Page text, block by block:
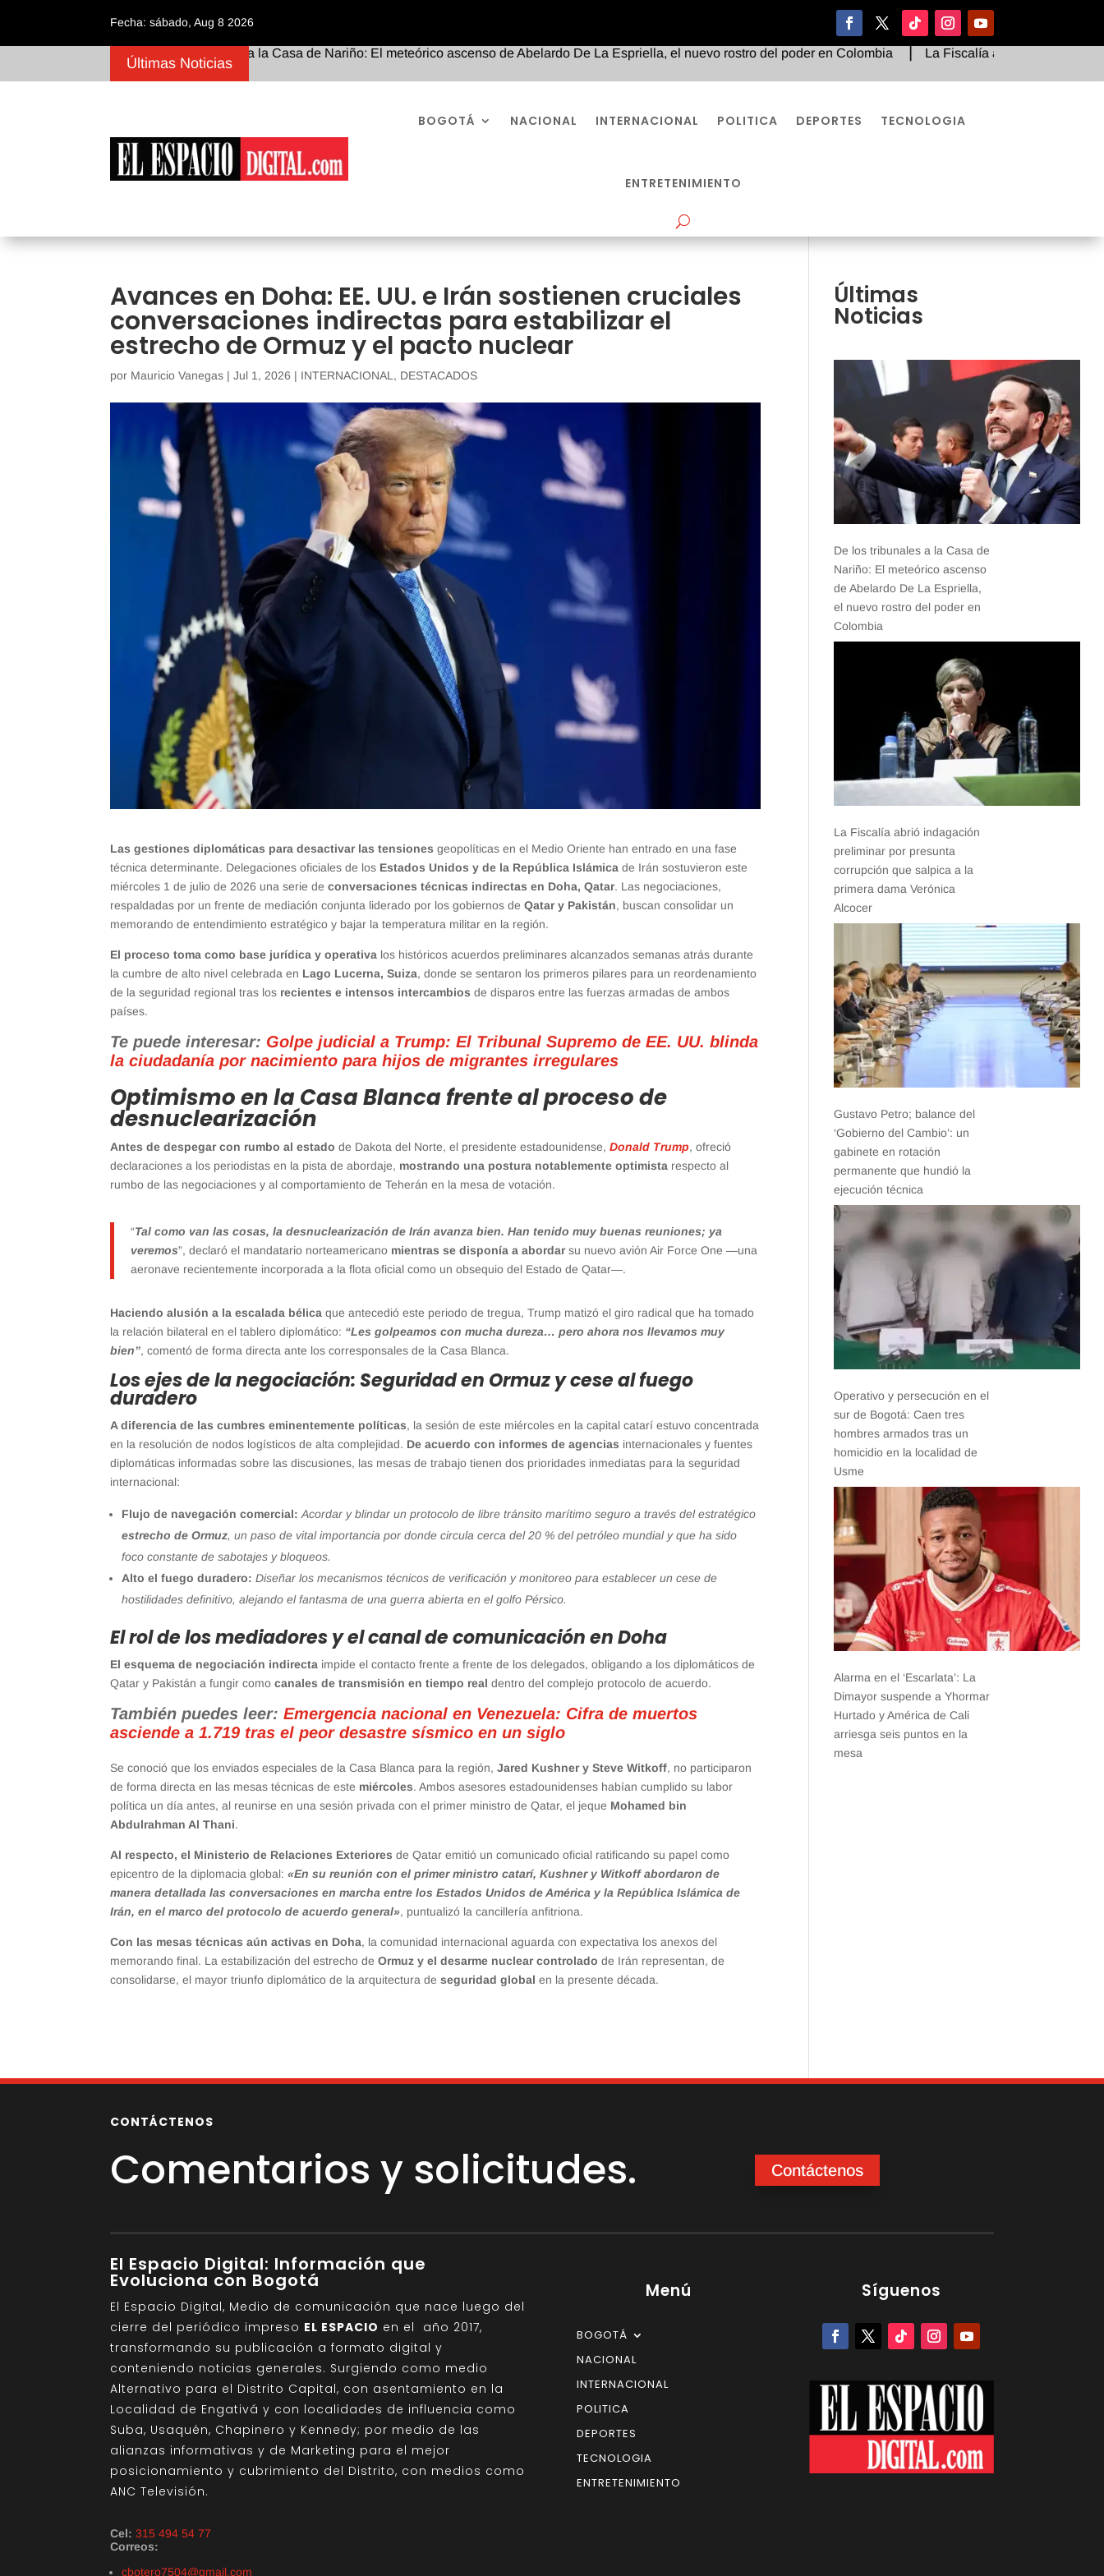
Fecha: sábado, Aug 8 2026
Últimas Noticias
De los tribunales a la Casa de Nariño: El meteórico ascenso de Abelardo De La Espriella, el nuevo rostro del poder en Colombia La Fiscalía abrió indagación
BOGOTÁ NACIONAL INTERNACIONAL POLITICA DEPORTES TECNOLOGIA
ENTRETENIMIENTO
Avances en Doha: EE. UU. e Irán sostienen cruciales
conversaciones indirectas para estabilizar el
estrecho de Ormuz y el pacto nuclear
por Mauricio Vanegas |Jul 1, 2026 | INTERNACIONAL , DESTACADOS
Las gestiones diplomáticas para desactivar las tensiones geopolíticas en el Medio Oriente han entrado en una fase
técnica determinante. Delegaciones oficiales de los Estados Unidos y de la República Islámicade Irán sostuvieron este
miércoles 1 de julio de 2026 una serie deconversaciones técnicas indirectas en Doha, Qatar. Las negociaciones,
respaldadas por un frente de mediación conjunta liderado por los gobiernos deQatar y Pakistán, buscan consolidar un
memorando de entendimiento estratégico y bajar la temperatura militar en la región.
El proceso toma como base jurídica y operativa los históricos acuerdos preliminares alcanzados semanas atrás durante
la cumbre de alto nivel celebrada en Lago Lucerna, Suiza, donde se sentaron los primeros pilares para un reordenamiento
de la seguridad regional tras los recientes e intensos intercambiosde disparos entre las fuerzas armadas de ambos
países.
Te puede interesar: Golpe judicial a Trump: El Tribunal Supremo de EE. UU. blinda
la ciudadanía por nacimiento para hijos de migrantes irregulares
Optimismo en la Casa Blanca frente al proceso de
desnuclearización
Antes de despegar con rumbo al estado de Dakota del Norte, el presidente estadounidense,Donald Trump, ofreció
declaraciones a los periodistas en la pista de abordaje, mostrando una postura notablemente optimista respecto al
rumbo de las negociaciones y al comportamiento de Teherán en la mesa de votación.
“Tal como van las cosas, la desnuclearización de Irán avanza bien. Han tenido muy buenas reuniones; ya
veremos”, declaró el mandatario norteamericano mientras se disponía a abordarsu nuevo avión Air Force One —una
aeronave recientemente incorporada a la flota oficial como un obsequio del Estado de Qatar—.
Haciendo alusión a la escalada bélica que antecedió este periodo de tregua, Trump matizó el giro radical que ha tomado
la relación bilateral en el tablero diplomático: “Les golpeamos con mucha dureza… pero ahora nos llevamos muy
bien”, comentó de forma directa ante los corresponsales de la Casa Blanca.
Los ejes de la negociación: Seguridad en Ormuz y cese al fuego
duradero
A diferencia de las cumbres eminentemente políticas, la sesión de este miércoles en la capital catarí estuvo concentrada
en la resolución de nodos logísticos de alta complejidad. De acuerdo con informes de agencias internacionales y fuentes
diplomáticas informadas sobre las discusiones, las mesas de trabajo tienen dos prioridades inmediatas para la seguridad
internacional:
Flujo de navegación comercial: Acordar y blindar un protocolo de libre tránsito marítimo seguro a través del estratégico
estrecho de Ormuz, un paso de vital importancia por donde circula cerca del 20 % del petróleo mundial y que ha sido
foco constante de sabotajes y bloqueos.
Alto el fuego duradero: Diseñar los mecanismos técnicos de verificación y monitoreo para establecer un cese de
hostilidades definitivo, alejando el fantasma de una guerra abierta en el golfo Pérsico.
El rol de los mediadores y el canal de comunicación en Doha
El esquema de negociación indirecta impide el contacto frente a frente de los delegados, obligando a los diplomáticos de
Qatar y Pakistán a fungir comocanales de transmisión en tiempo real dentro del complejo protocolo de acuerdo.
También puedes leer:Emergencia nacional en Venezuela: Cifra de muertos
asciende a 1.719 tras el peor desastre sísmico en un siglo
Se conoció que los enviados especiales de la Casa Blanca para la región,Jared Kushner y Steve Witkoff, no participaron
de forma directa en las mesas técnicas de este miércoles. Ambos asesores estadounidenses habían cumplido su labor
política un día antes, al reunirse en una sesión privada con el primer ministro de Qatar, el jeque Mohamed bin
Abdulrahman Al Thani.
Al respecto, el Ministerio de Relaciones Exteriores de Qatar emitió un comunicado oficial ratificando su papel como
epicentro de la diplomacia global:«En su reunión con el primer ministro catarí, Kushner y Witkoff abordaron de
manera detallada las conversaciones en marcha entre los Estados Unidos de América y la República Islámica de
Irán, en el marco del protocolo de acuerdo general», puntualizó la cancillería anfitriona.
Con las mesas técnicas aún activas en Doha, la comunidad internacional aguarda con expectativa los anexos del
memorando final. La estabilización del estrecho deOrmuz y el desarme nuclear controlado de Irán representan, de
consolidarse, el mayor triunfo diplomático de la arquitectura deseguridad global en la presente década.
Últimas
Noticias
De los tribunales a la Casa de
Nariño: El meteórico ascenso
de Abelardo De La Espriella,
el nuevo rostro del poder en
Colombia
La Fiscalía abrió indagación
preliminar por presunta
corrupción que salpica a la
primera dama Verónica
Alcocer
Gustavo Petro; balance del
‘Gobierno del Cambio’: un
gabinete en rotación
permanente que hundió la
ejecución técnica
Operativo y persecución en el
sur de Bogotá: Caen tres
hombres armados tras un
homicidio en la localidad de
Usme
Alarma en el ‘Escarlata’: La
Dimayor suspende a Yhormar
Hurtado y América de Cali
arriesga seis puntos en la
mesa
CONTÁCTENOS
Comentarios y solicitudes. Contáctenos
El Espacio Digital: Información que
Evoluciona con Bogotá
El Espacio Digital, Medio de comunicación que nace luego del
cierre del periódico impreso EL ESPACIO en el año 2017,
transformando su publicación a formato digital y
conteniendo noticias generales. Surgiendo como medio
Alternativo para el Distrito Capital, con asentamiento en la
Localidad de Engativá y con localidades de influencia como
Suba, Usaquén, Chapinero y Kennedy; por medio de las
alianzas informativas y de Marketing para el mejor
posicionamiento y cubrimiento del Distrito, con medios como
ANC Televisión.
Cel: 315 494 54 77
Correos:
cbotero7504@gmail.com
Menú
BOGOTÁ
NACIONAL
INTERNACIONAL
POLITICA
DEPORTES
TECNOLOGIA
ENTRETENIMIENTO
Síguenos